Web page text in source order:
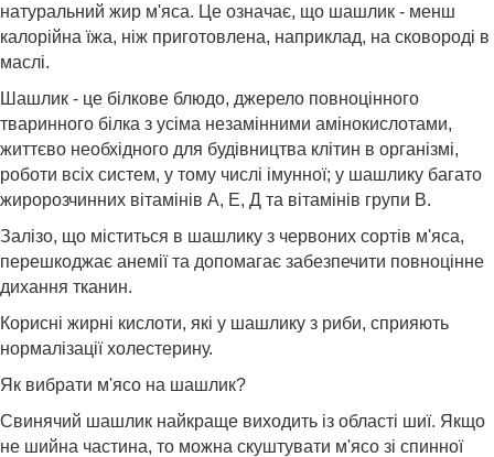
натуральний жир м'яса. Це означає, що шашлик - менш
калорійна їжа, ніж приготовлена, наприклад, на сковороді в
маслі.
Шашлик - це білкове блюдо, джерело повноцінного
тваринного білка з усіма незамінними амінокислотами,
життєво необхідного для будівництва клітин в організмі,
роботи всіх систем, у тому числі імунної; у шашлику багато
жиророзчинних вітамінів А, Е, Д та вітамінів групи В.
Залізо, що міститься в шашлику з червоних сортів м'яса,
перешкоджає анемії та допомагає забезпечити повноцінне
дихання тканин.
Корисні жирні кислоти, які у шашлику з риби, сприяють
нормалізації холестерину.
Як вибрати м'ясо на шашлик?
Свинячий шашлик найкраще виходить із області шиї. Якщо
не шийна частина, то можна скуштувати м'ясо зі спинної